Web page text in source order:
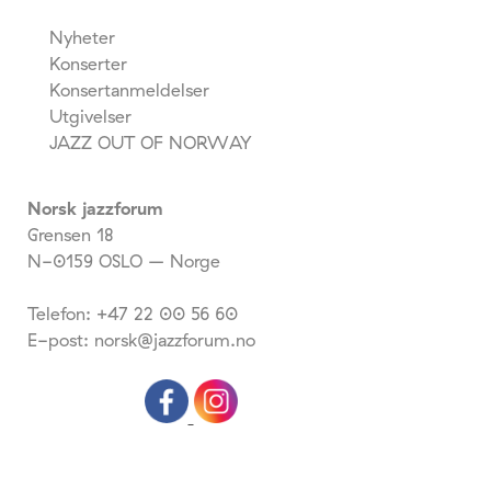
Nyheter
Konserter
Konsertanmeldelser
Utgivelser
JAZZ OUT OF NORWAY
Norsk jazzforum
Grensen 18
N-0159 OSLO – Norge
Telefon: +47 22 00 56 60
E-post: norsk@jazzforum.no